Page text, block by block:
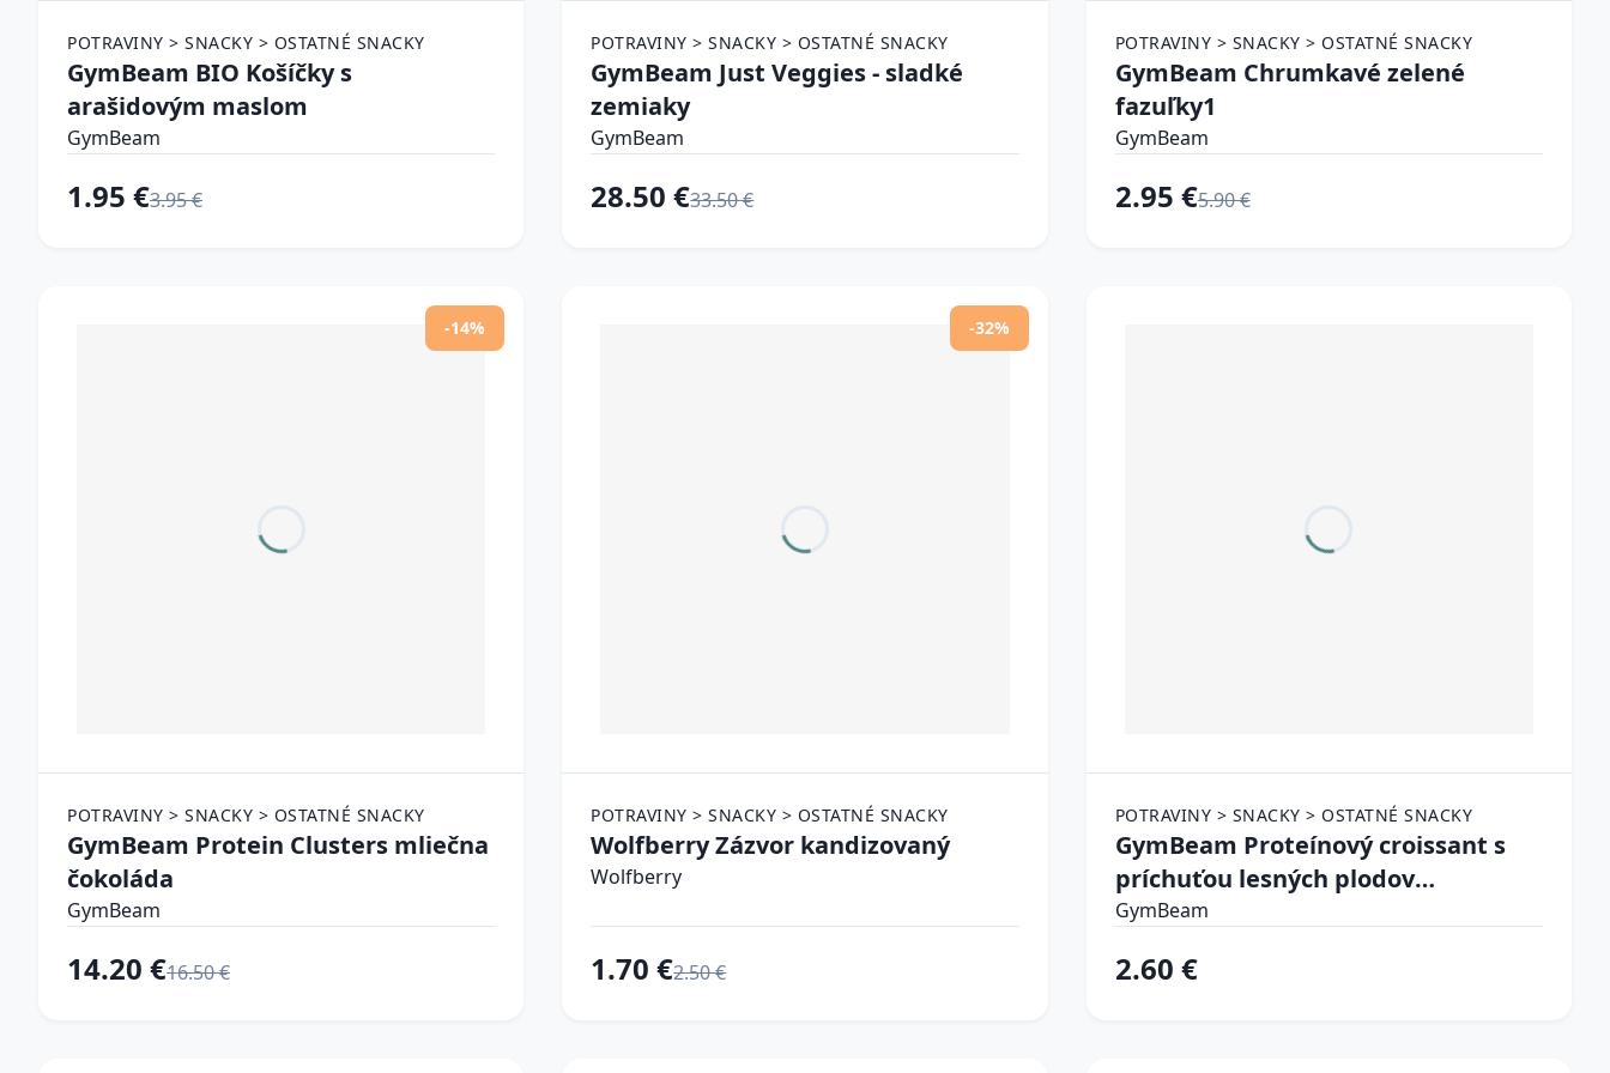
POTRAVINY > SNACKY > OSTATNÉ SNACKY
GymBeam BIO Košíčky s
arašidovým maslom
GymBeam
1.95 €3.95 €
POTRAVINY > SNACKY > OSTATNÉ SNACKY
GymBeam Just Veggies - sladké
zemiaky
GymBeam
28.50 €33.50 €
POTRAVINY > SNACKY > OSTATNÉ SNACKY
GymBeam Chrumkavé zelené
fazuľky1
GymBeam
2.95 €5.90 €
-14%
POTRAVINY > SNACKY > OSTATNÉ SNACKY
GymBeam Protein Clusters mliečna
čokoláda
GymBeam
14.20 €16.50 €
-32%
POTRAVINY > SNACKY > OSTATNÉ SNACKY
Wolfberry Zázvor kandizovaný
Wolfberry
1.70 €2.50 €
POTRAVINY > SNACKY > OSTATNÉ SNACKY
GymBeam Proteínový croissant s
príchuťou lesných plodov
bobuľovité ovocie
GymBeam
2.60 €